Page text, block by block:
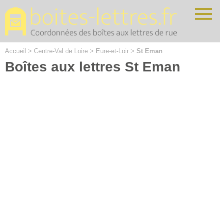
Accueil > Centre-Val de Loire > Eure-et-Loir > St Eman
Boîtes aux lettres St Eman